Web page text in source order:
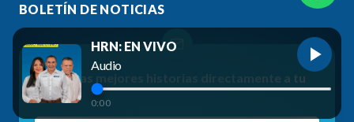
BOLETÍN DE NOTICIAS
Recibe las mejores historias directamente a tu
correo
HRN: EN VIVO
Audio
0:00